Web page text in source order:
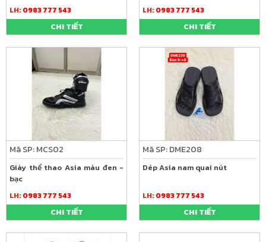
LH:0983 777 543
CHI TIẾT
LH:0983 777 543
CHI TIẾT
Mã SP: MCS02
Giày thể thao Asia màu đen -
bạc
LH:0983 777 543
CHI TIẾT
Mã SP: DME208
Dép Asia nam quai nút
LH:0983 777 543
CHI TIẾT